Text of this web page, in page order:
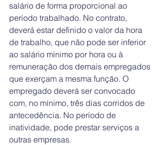
salário de forma proporcional ao
período trabalhado. No contrato,
deverá estar definido o valor da hora
de trabalho, que não pode ser inferior
ao salário mínimo por hora ou à
remuneração dos demais empregados
que exerçam a mesma função. O
empregado deverá ser convocado
com, no mínimo, três dias corridos de
antecedência. No período de
inatividade, pode prestar serviços a
outras empresas.